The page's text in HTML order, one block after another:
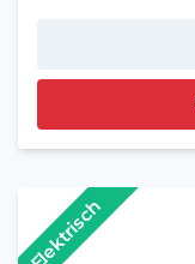
Elektrisch